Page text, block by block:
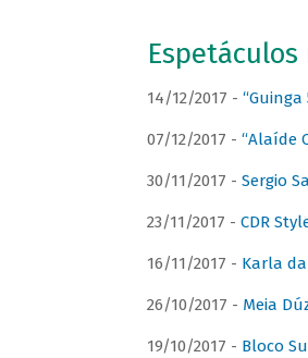
14/12/2017 - “Guinga
07/12/2017 - “Alaíde
30/11/2017 - Sergio
23/11/2017 - CDR
16/11/2017 - Karla
26/10/2017 - Meia
19/10/2017 - Bloco